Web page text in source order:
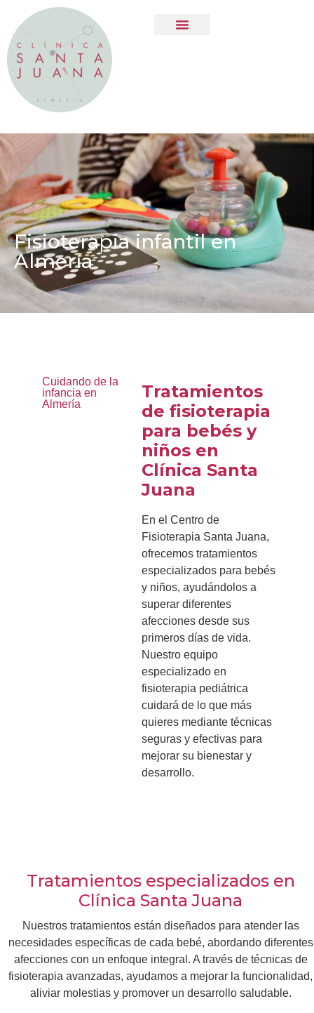
Fisioterapia infantil en
Almería
Cuidando de la
infancia en
Almería
Tratamientos
de fisioterapia
para bebés y
niños en
Clínica Santa
Juana
En el Centro de
Fisioterapia Santa Juana,
ofrecemos tratamientos
especializados para bebés
y niños, ayudándolos a
superar diferentes
afecciones desde sus
primeros días de vida.
Nuestro equipo
especializado en
fisioterapia pediátrica
cuidará de lo que más
quieres mediante técnicas
seguras y efectivas para
mejorar su bienestar y
desarrollo.
Tratamientos especializados en
Clínica Santa Juana
Nuestros tratamientos están diseñados para atender las
necesidades específicas de cada bebé, abordando diferentes
afecciones con un enfoque integral. A través de técnicas de
fisioterapia avanzadas, ayudamos a mejorar la funcionalidad,
aliviar molestias y promover un desarrollo saludable.